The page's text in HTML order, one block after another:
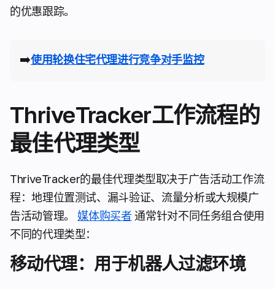
的优惠跟踪。
➡️使用轮换住宅代理进行竞争对手监控
ThriveTracker工作流程的
最佳代理类型
ThriveTracker的最佳代理类型取决于广告活动工作流
程：地理位置测试、漏斗验证、流量分析或大规模广
告活动管理。 媒体购买者 通常针对不同任务组合使用
不同的代理类型：
移动代理：用于机器人过滤环境